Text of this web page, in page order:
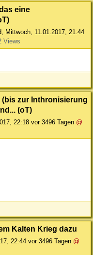
eine
, Mittwoch, 11.01.2017, 21:44
Views
(bis zur Inthronisierung
(oT)
22:18 vor 3496 Tagen @
Kalten Krieg dazu
22:44 vor 3496 Tagen @